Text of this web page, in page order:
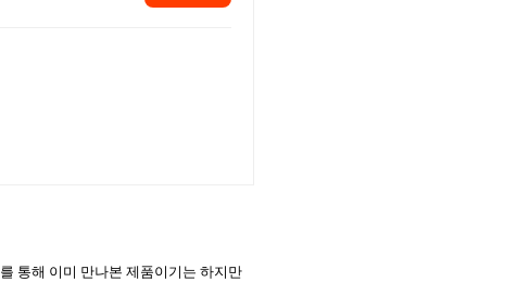
를 통해 이미 만나본 제품이기는 하지만